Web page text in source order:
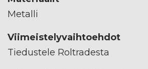
Metalli
Viimeistelyvaihtoehdot
Tiedustele Roltradesta